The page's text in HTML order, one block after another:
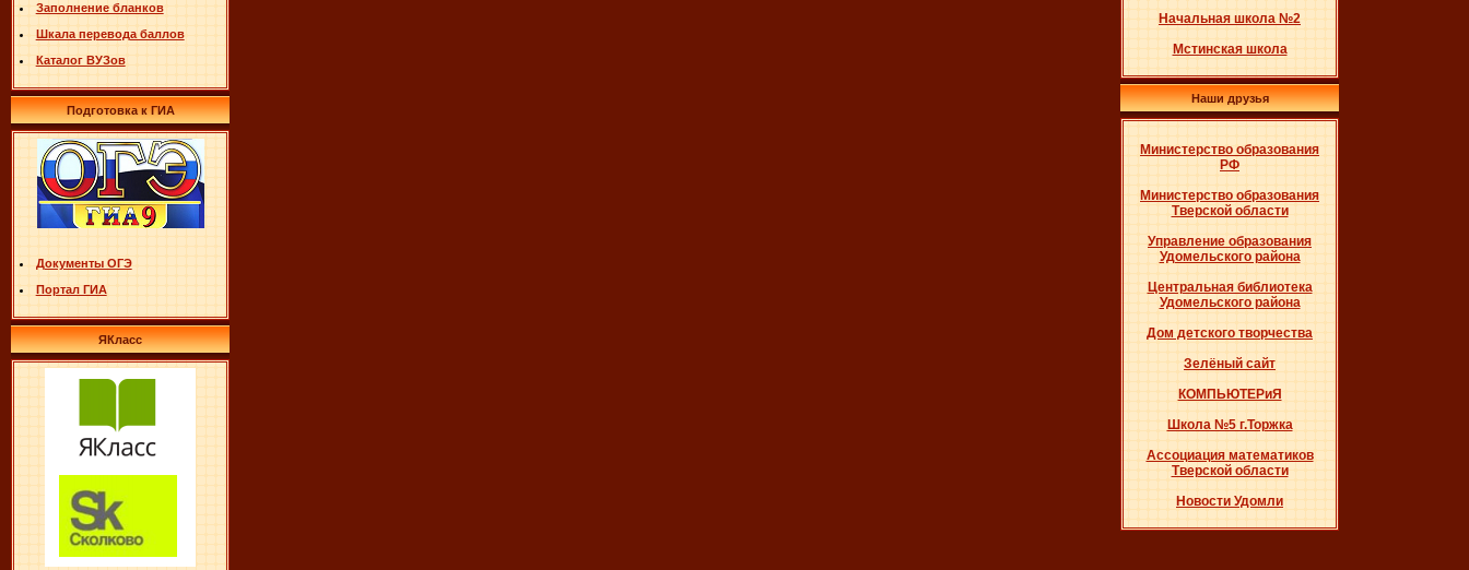
Заполнение бланков
Шкала перевода баллов
Каталог ВУЗов
Подготовка к ГИА
Документы ОГЭ
Портал ГИА
ЯКласс
Начальная школа №2
Мстинская школа
Наши друзья
Министерство образования
РФ
Министерство образования
Тверской области
Управление образования
Удомельского района
Центральная библиотека
Удомельского района
Дом детского творчества
Зелёный сайт
КОМПЬЮТЕРиЯ
Школа №5 г.Торжка
Ассоциация математиков
Тверской области
Новости Удомли